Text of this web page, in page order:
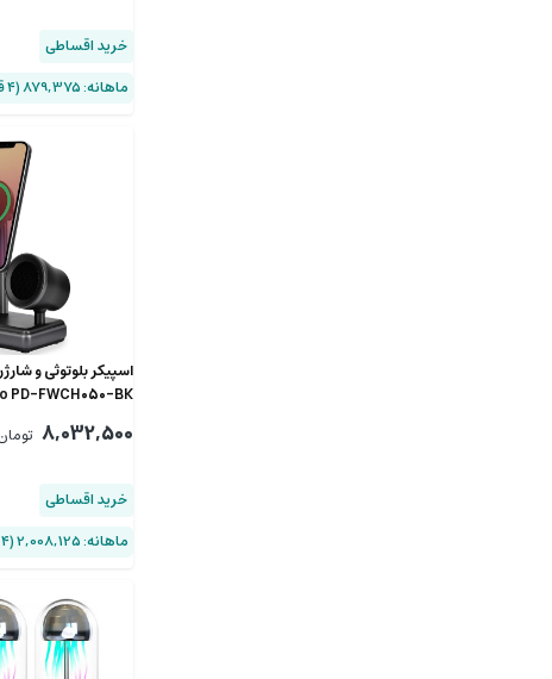
خرید اقساطی
ماهانه: 879,375 (۴ قسط)
اسپیکر بلوتوثی و
PD-FWCH050-BK
8,032,500
خرید اقساطی
ماهانه: 2,008,125 (۴ قسط)